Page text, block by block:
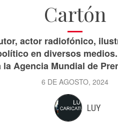
Cartón
actor radiofónico,
en diversos
la Agencia Mundial de
6 DE AGOSTO, 2024
LUY